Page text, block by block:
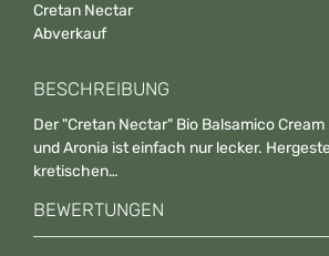
Cretan Nectar
Abverkauf
BESCHREIBUNG
Der "Cretan Nectar" Bio Balsamico
und Aronia ist einfach nur lecker.
kretischen…
BEWERTUNGEN